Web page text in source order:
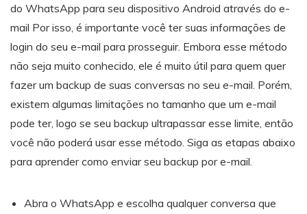
do WhatsApp para seu dispositivo Android através do e-
mail Por isso, é importante você ter suas informações de
login do seu e-mail para prosseguir. Embora esse método
não seja muito conhecido, ele é muito útil para quem quer
fazer um backup de suas conversas no seu e-mail. Porém,
existem algumas limitações no tamanho que um e-mail
pode ter, logo se seu backup ultrapassar esse limite, então
você não poderá usar esse método. Siga as etapas abaixo
para aprender como enviar seu backup por e-mail.
Abra o WhatsApp e escolha qualquer conversa que